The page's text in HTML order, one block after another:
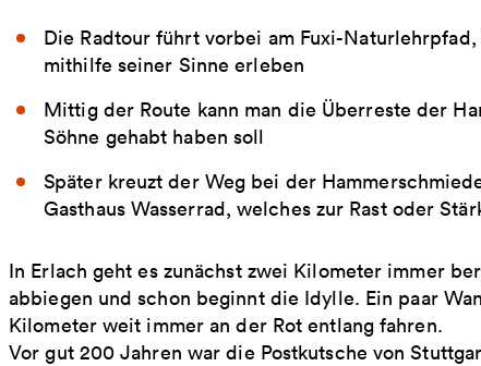
Die Radtour führt vorbei am Fuxi-
mithilfe seiner Sinne erleben
Mittig der Route kann man die Überreste der
Söhne gehabt haben soll
Später kreuzt der Weg bei der
Gasthaus Wasserrad, welches zur Rast oder
In Erlach geht es zunächst zwei Kilometer immer
abbiegen und schon beginnt die Idylle. Ein paar
Kilometer weit immer an der Rot entlang fahren.
Vor gut 200 Jahren war die Postkutsche von